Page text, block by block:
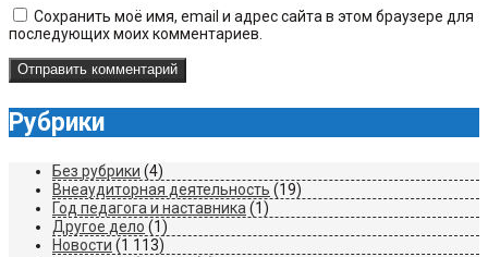
Сохранить моё имя, email и адрес сайта в этом браузере для
последующих моих комментариев.
Рубрики
Без рубрики (4)
Внеаудиторная деятельность (19)
Год педагога и наставника (1)
Другое дело (1)
Новости (1 113)